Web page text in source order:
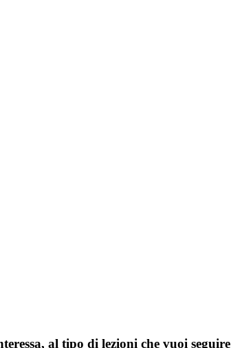
al tipo di lezioni che vuoi seguire